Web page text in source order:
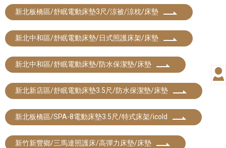
新北板橋區/舒眠電動床墊3尺/涼被/涼枕/床墊
新北中和區/舒眠電動床墊/日式照護床架/床墊
新北中和區/舒眠電動床墊/防水保潔墊/床墊
新北新店區/舒眠電動床墊3.5尺/防水保潔墊/床墊
新北板橋區/SPA-8電動床墊3.5尺/特式床架/icold
新竹新豐鄉/三馬達照護床/高彈力床墊/床墊